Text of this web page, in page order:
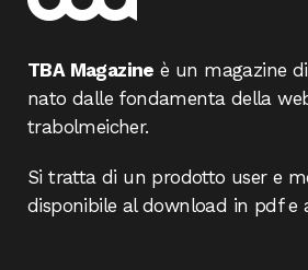
TBA Magazine è un magazine
nato dalle fondamenta della
trabolmeicher.
Si tratta di un prodotto user e
disponibile al download in pdf e